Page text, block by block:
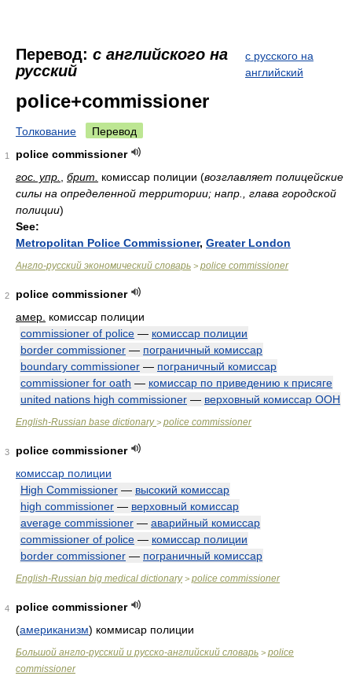
Перевод: с английского на
русский
с русского на
английский
police+commissioner
Толкование Перевод
1
police commissioner
гос. упр.
брит. комиссар полиции (возглавляет полицейские
силы на определенной территории; напр., глава городской
полиции)
See:
Metropolitan Police Commissioner, Greater London
Англо-русский экономический словарь > police commissioner
2
police commissioner
амер. комиссар полиции
commissioner of police — комиссар полиции
border commissioner — пограничный комиссар
boundary commissioner — пограничный комиссар
commissioner for oath — комиссар по приведению к присяге
united nations high commissioner — верховный комиссар ООН
English-Russian base dictionary> police commissioner
3
police commissioner
комиссар полиции
High Commissioner — высокий комиссар
high commissioner — верховный комиссар
average commissioner — аварийный комиссар
commissioner of police — комиссар полиции
border commissioner — пограничный комиссар
English-Russian big medical dictionary> police commissioner
4
police commissioner
(американизм) коммисар полиции
Большой англо-русский и русско-английский словарь > police
commissioner